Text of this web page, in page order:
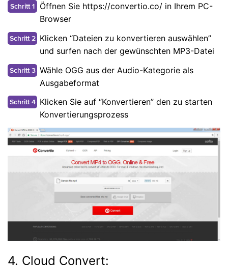
Schritt 1
Öffnen Sie https://convertio.co/ in Ihrem PC-
Browser
Schritt 2 Klicken “Dateien zu konvertieren auswählen”
und surfen nach der gewünschten MP3-Datei
Schritt 3 Wähle OGG aus der Audio-Kategorie als
Ausgabeformat
Schritt 4 Klicken Sie auf “Konvertieren” den zu starten
Konvertierungsprozess
4. Cloud Convert: